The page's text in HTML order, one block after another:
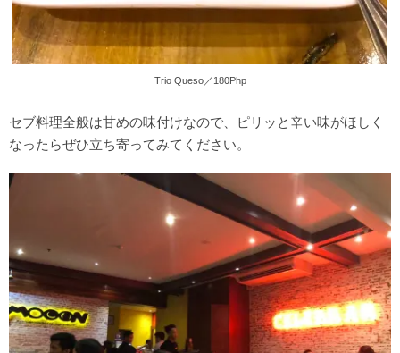
Trio Queso／180Php
セブ料理全般は甘めの味付けなので、ピリッと辛い味がほしく
なったらぜひ立ち寄ってみてください。